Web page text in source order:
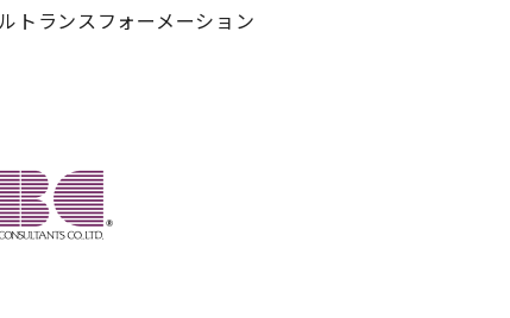
トランスフォーメーション